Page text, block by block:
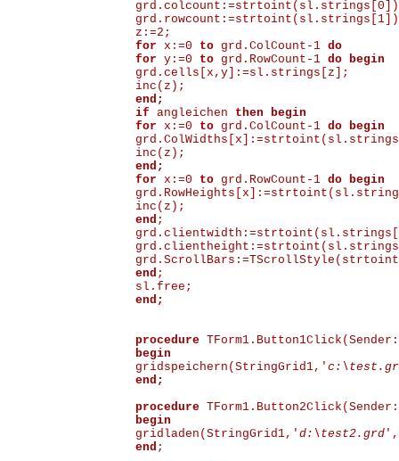
z:=2;
for x:=0 togrd.ColCount-1 do
for y:=0 togrd.RowCount-1do begin
grd.cells[x,y]:=sl.strings[z];
inc(z);
end;
if angleichen then begin
for x:=0 togrd.ColCount-1do begin
inc(z);
end;
for x:=0 togrd.RowCount-1do begin
inc(z);
end ;
end ;
sl.free;
end;
procedure
begin
gridspeichern(StringGrid1,'
end;
procedure
begin
gridladen(StringGrid1,' d:\test2.grd
end ;